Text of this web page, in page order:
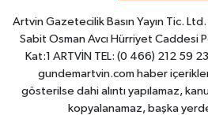
Artvin Gazetecilik Basın Yayın Tic.
Sabit Osman Avcı Hürriyet Caddesi
Kat:1 ARTVİN TEL: (0 466) 212 59
gundemartvin.com haber
gösterilse dahi alıntı yapılamaz,
kopyalanamaz, başka